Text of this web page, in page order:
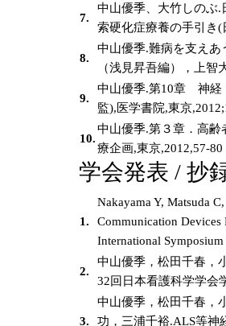
7.
中山優季、大竹しのぶ.
索硬化症療養の手引き(
8.
中山優季.難病を支え
（浅見昇吾編），上智
9.
中山優季.第10章 神経
監),医学書院,東京
10.
中山優季.第３章．高齢
療企画,東京,2012,57-80
学会発表 / 抄
1.
Nakayama Y, Matsuda
Communication Devices
International
2.
中山優季，松田千春，
32回日本看護科学学会
3.
中山優季，松田千春，
功，三浦千裕.ALS等神